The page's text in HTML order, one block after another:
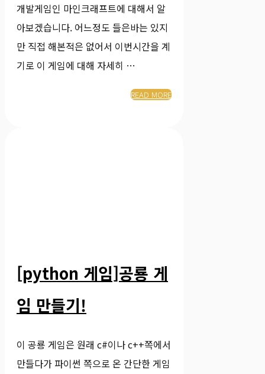
개발게임인 마인크래프트에 대해서 알
아보겠습니다. 어느정도 들은바는 있지
만 직접 해본적은 없어서 이번시간을 계
기로 이 게임에 대해 자세히 …
READ MORE
[python 게임]공룡 게
임 만들기!
이 공룡 게임은 원래 c#이나 c++쪽에서
만들다가 파이썬 쪽으로 온 간단한 게임